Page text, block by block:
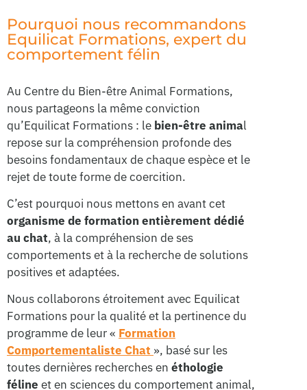
Pourquoi nous recommandons
Equilicat Formations, expert du
comportement félin
Au Centre du Bien-être Animal Formations,
nous partageons la même conviction
qu’Equilicat Formations : le bien-être animal
repose sur la compréhension profonde des
besoins fondamentaux de chaque espèce et le
rejet de toute forme de coercition.
C’est pourquoi nous mettons en avant cet
organisme de formation entièrement dédié
au chat, à la compréhension de ses
comportements et à la recherche de solutions
positives et adaptées.
Nous collaborons étroitement avec Equilicat
Formations pour la qualité et la pertinence du
programme de leur « Formation
Comportementaliste Chat », basé sur les
toutes dernières recherches en éthologie
féline et en sciences du comportement animal,